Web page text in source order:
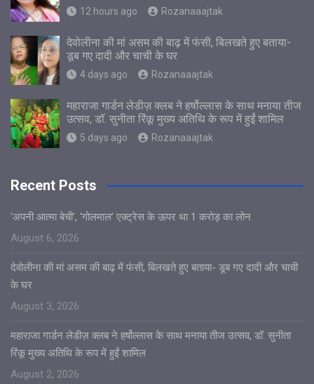
12 hours ago Rozanaaajtak
देवोलीना की मां असम की बाढ़ में फंसी, बिलखते हुए बताया-
डूब गए दादी और चाची के घर
4 days ago Rozanaaajtak
महाराजा गार्डन लेडीज़ क्लब ने हर्षोल्लास के साथ मनाया तीज
उत्सव, डॉ. सुनीता रिंकू मुख्य अतिथि के रूप में हुईं शामिल
5 days ago Rozanaaajtak
Recent Posts
‘अपनी आत्मा बेची’, ‘गोलमाल’ एक्ट्रेस के ऊपर था 1 करोड़ का लोन
August 6, 2026
देवोलीना की मां असम की बाढ़ में फंसी, बिलखते हुए बताया- डूब गए दादी और चाची
के घर
August 3, 2026
महाराजा गार्डन लेडीज़ क्लब ने हर्षोल्लास के साथ मनाया तीज उत्सव, डॉ. सुनीता
रिंकू मुख्य अतिथि के रूप में हुईं शामिल
August 2, 2026